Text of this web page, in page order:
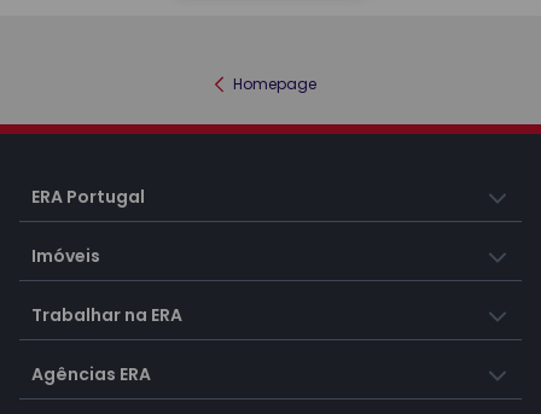
Homepage
ERA Portugal
Imóveis
Trabalhar na ERA
Agências ERA